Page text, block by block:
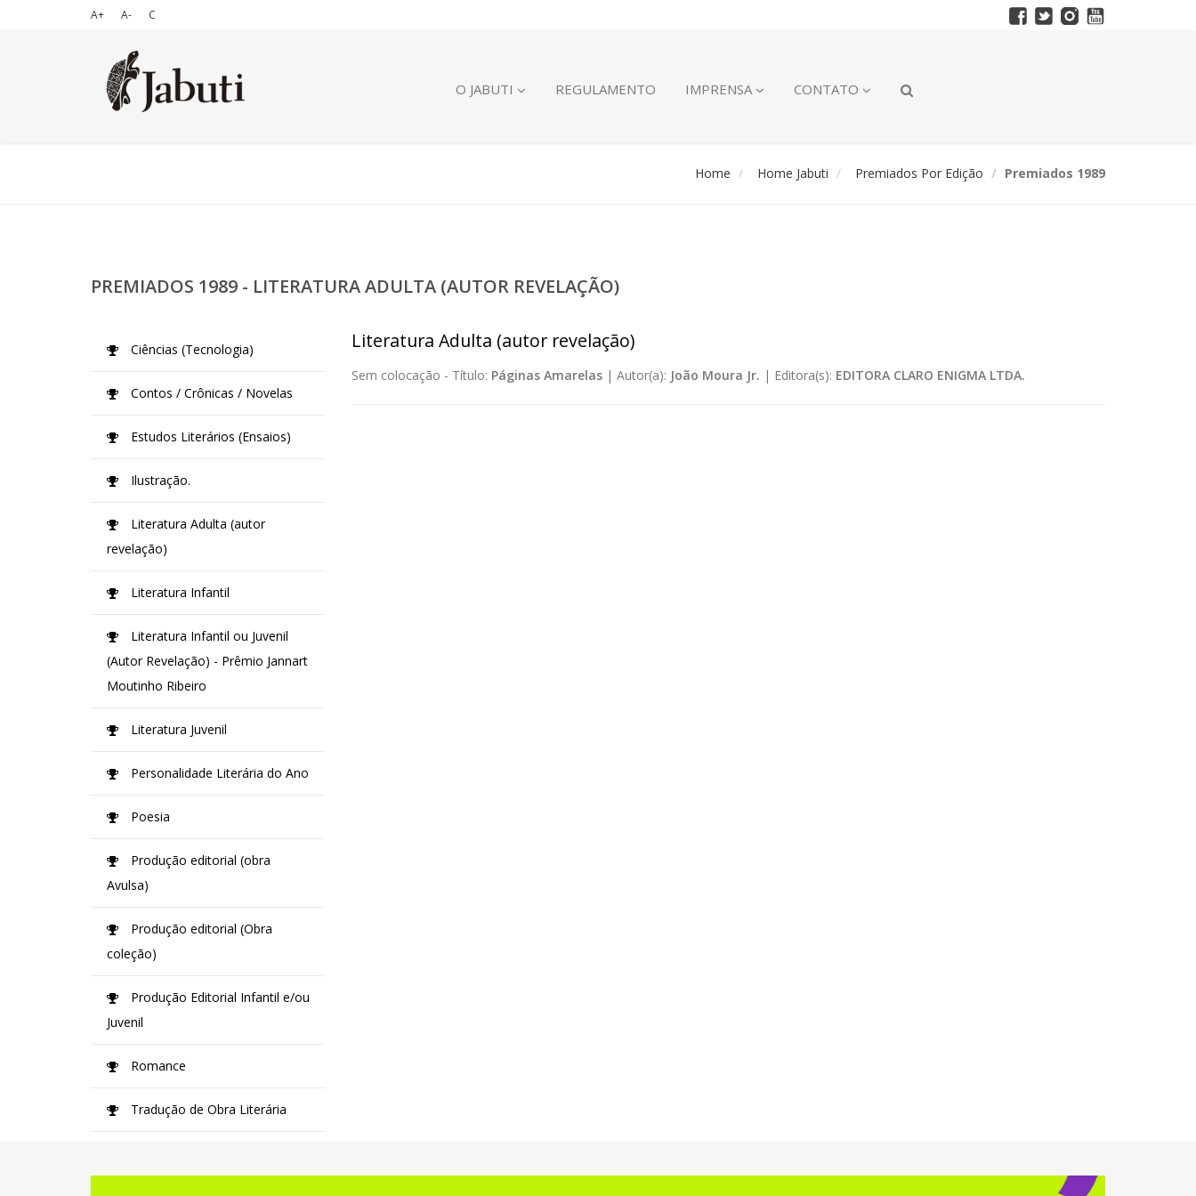
A+ A- C
O JABUTI REGULAMENTO IMPRENSA CONTATO
Home Home Jabuti Premiados Por Edição Premiados 1989
PREMIADOS 1989 - LITERATURA ADULTA (AUTOR REVELAÇÃO)
Literatura Adulta (autor revelação)
Sem colocação - Título: Páginas Amarelas| Autor(a): João Moura Jr. | Editora(s): EDITORA CLARO ENIGMA LTDA.
Ciências (Tecnologia)
Contos / Crônicas / Novelas
Estudos Literários (Ensaios)
Ilustração.
Literatura Adulta (autor
revelação)
Literatura Infantil
Literatura Infantil ou Juvenil
(Autor Revelação) - Prêmio Jannart
Moutinho Ribeiro
Literatura Juvenil
Personalidade Literária do Ano
Poesia
Produção editorial (obra
Avulsa)
Produção editorial (Obra
coleção)
Produção Editorial Infantil e/ou
Juvenil
Romance
Tradução de Obra Literária